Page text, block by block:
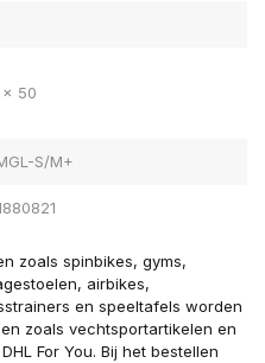
50
S/M+
zoals spinbikes, gyms,
airbikes,
en speeltafels worden
zoals vechtsportartikelen en
For You. Bij het bestellen